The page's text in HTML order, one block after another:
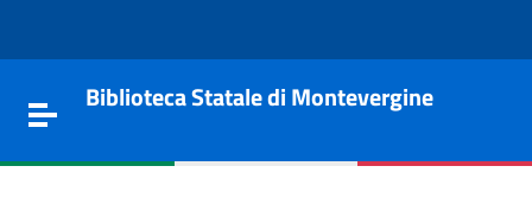
Toggle navigation
Biblioteca Statale di Montevergine